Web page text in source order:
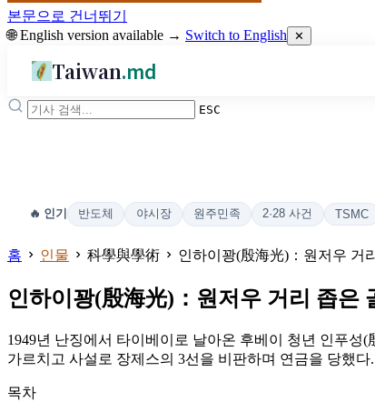
본문으로 건너뛰기
🌐 English version available → Switch to English ✕
Taiwan.md
ESC
🔥 인기 반도체 야시장 원주민족 2·28 사건 TSMC
홈 인물 科學與學術 인하이꽝(殷海光)：원저우 거
인하이꽝(殷海光)：원저우 거리 좁은
1949년 난징에서 타이베이로 날아온 후베이 청년 인푸
가르치고 사설로 장제스의 3선을 비판하며 연금을 당했
목차